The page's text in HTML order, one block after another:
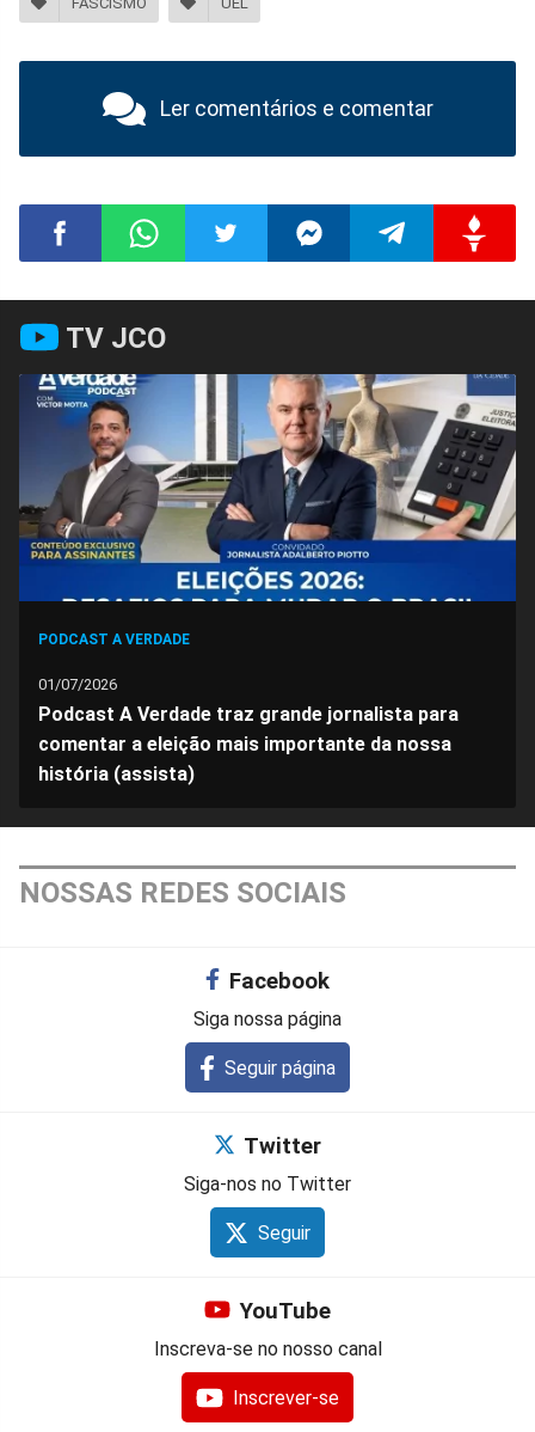
Ler comentários e comentar
Compartilhar
no
Facebook
no
Whatsapp
no
Twitter
no
Messenger
no
Telegram
no
Gettr
TV JCO
PODCAST A VERDADE
01/07/2026
Podcast A Verdade traz grande jornalista para
comentar a eleição mais importante da nossa
história (assista)
NOSSAS REDES SOCIAIS
Facebook
Siga nossa página
Seguir página
Twitter
Siga-nos no Twitter
Seguir
YouTube
Inscreva-se no nosso canal
Inscrever-se